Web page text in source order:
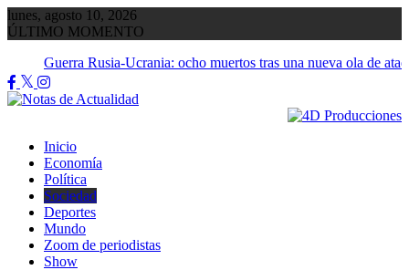
Saltar
al
lunes, agosto 10, 2026
ÚLTIMO MOMENTO
Guerra Rusia-Ucrania: ocho muertos tras una nueva ola de
bombardeos
Inicio
Economía
Política
Sociedad
Deportes
Mundo
Zoom de periodistas
Show